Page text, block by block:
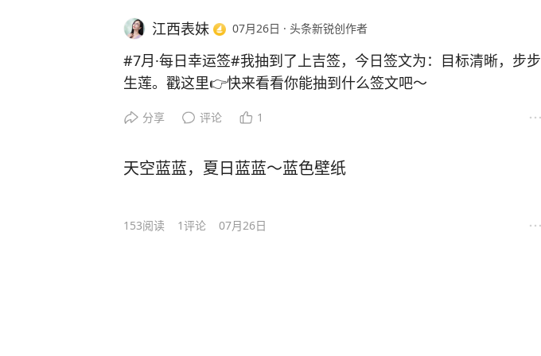
江西表妹 07月26日 · 头条新锐创作者
#7月·每日幸运签#我抽到了上吉签，今日签文为：目标清晰，步步
生莲。戳这里👉快来看看你能抽到什么签文吧～
分享 评论 1
天空蓝蓝，夏日蓝蓝～蓝色壁纸
153阅读 1评论 07月26日